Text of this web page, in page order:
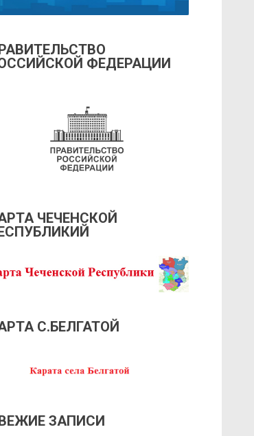
ФЕДЕРАЦИИ
ЧЕЧЕНСКОЙ
С.БЕЛГАТОЙ
ЗАПИСИ